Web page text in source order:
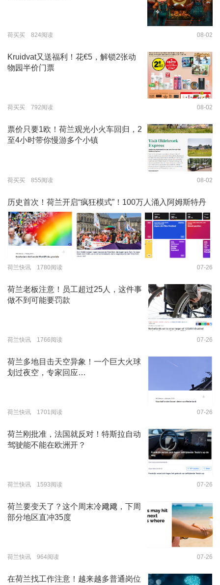
荷买买 824阅读 08-02
Kruidvat又送福利！花€5，解锁2张动
物园半价门票
荷买买 792阅读 08-02
票价只要1欧！荷兰观光小火车回归，2
至4小时带你慢游多个小镇
荷买买 855阅读 08-02
历史首次！荷兰开启“疯狂模式”！100万人涌入阿姆斯特丹
荷兰快讯 1780阅读 07-26
荷兰老板注意！员工超过25人，这件事
做不到可能要罚款
荷兰快讯 1766阅读 07-26
荷兰多地目击天空异象！一个巨大火球
划过夜空，专家回应…
荷兰快讯 1701阅读 07-26
荷兰刚批准，法国就反对！特斯拉自动
驾驶能不能在欧洲开？
荷兰快讯 1593阅读 07-26
荷兰要变天了？这个周末冷飕飕，下周
部分地区直冲35度
荷兰快讯 964阅读 07-26
在荷兰找工作注意！越来越多普通岗位